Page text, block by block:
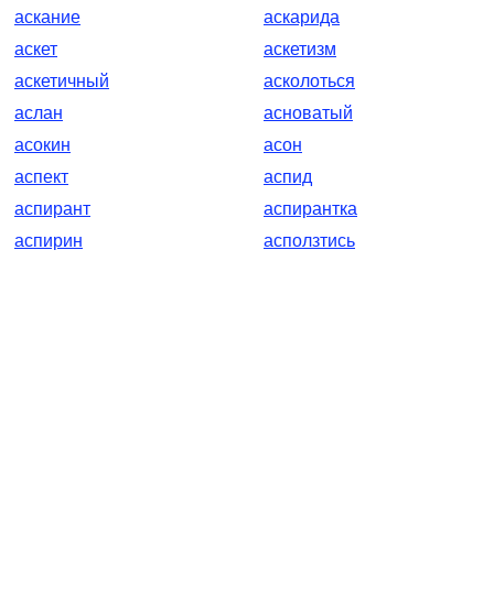
аскание
аскарида
аскет
аскетизм
аскетичный
асколоться
аслан
асноватый
асокин
асон
аспект
аспид
аспирант
аспирантка
аспирин
асползтись